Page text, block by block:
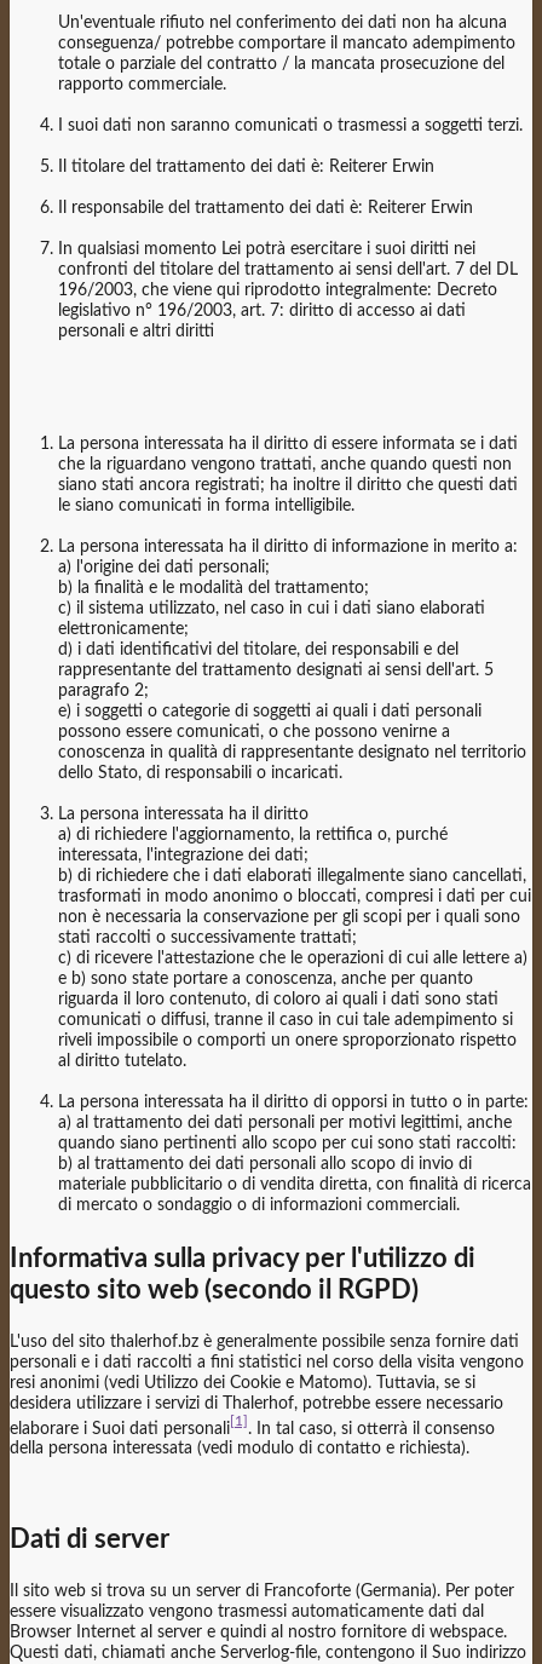
Un'eventuale rifiuto nel conferimento dei dati non ha alcuna
conseguenza/ potrebbe comportare il mancato adempimento
totale o parziale del contratto / la mancata prosecuzione del
rapporto commerciale.
I suoi dati non saranno comunicati o trasmessi a soggetti terzi.
Il titolare del trattamento dei dati è: Reiterer Erwin
Il responsabile del trattamento dei dati è: Reiterer Erwin
In qualsiasi momento Lei potrà esercitare i suoi diritti nei
confronti del titolare del trattamento ai sensi dell'art. 7 del DL
196/2003, che viene qui riprodotto integralmente: Decreto
legislativo n° 196/2003, art. 7: diritto di accesso ai dati
personali e altri diritti
La persona interessata ha il diritto di essere informata se i dati
che la riguardano vengono trattati, anche quando questi non
siano stati ancora registrati; ha inoltre il diritto che questi dati
le siano comunicati in forma intelligibile.
La persona interessata ha il diritto di informazione in merito a:
a) l'origine dei dati personali;
b) la finalità e le modalità del trattamento;
c) il sistema utilizzato, nel caso in cui i dati siano elaborati
elettronicamente;
d) i dati identificativi del titolare, dei responsabili e del
rappresentante del trattamento designati ai sensi dell'art. 5
paragrafo 2;
e) i soggetti o categorie di soggetti ai quali i dati personali
possono essere comunicati, o che possono venirne a
conoscenza in qualità di rappresentante designato nel territorio
dello Stato, di responsabili o incaricati.
La persona interessata ha il diritto
a) di richiedere l'aggiornamento, la rettifica o, purché
interessata, l'integrazione dei dati;
b) di richiedere che i dati elaborati illegalmente siano cancellati,
trasformati in modo anonimo o bloccati, compresi i dati per cui
non è necessaria la conservazione per gli scopi per i quali sono
stati raccolti o successivamente trattati;
c) di ricevere l'attestazione che le operazioni di cui alle lettere a)
e b) sono state portare a conoscenza, anche per quanto
riguarda il loro contenuto, di coloro ai quali i dati sono stati
comunicati o diffusi, tranne il caso in cui tale adempimento si
riveli impossibile o comporti un onere sproporzionato rispetto
al diritto tutelato.
La persona interessata ha il diritto di opporsi in tutto o in parte:
a) al trattamento dei dati personali per motivi legittimi, anche
quando siano pertinenti allo scopo per cui sono stati raccolti:
b) al trattamento dei dati personali allo scopo di invio di
materiale pubblicitario o di vendita diretta, con finalità di ricerca
di mercato o sondaggio o di informazioni commerciali.
Informativa sulla privacy per l'utilizzo di
questo sito web (secondo il RGPD)
L'uso del sito thalerhof.bz è generalmente possibile senza fornire dati
personali e i dati raccolti a fini statistici nel corso della visita vengono
resi anonimi (vedi Utilizzo dei Cookie e Matomo). Tuttavia, se si
desidera utilizzare i servizi di Thalerhof, potrebbe essere necessario
elaborare i Suoi dati personali [1] . In tal caso, si otterrà il consenso
della persona interessata (vedi modulo di contatto e richiesta).
Dati di server
Il sito web si trova su un server di Francoforte (Germania). Per poter
essere visualizzato vengono trasmessi automaticamente dati dal
Browser Internet al server e quindi al nostro fornitore di webspace.
Questi dati, chiamati anche Serverlog-file, contengono il Suo indirizzo